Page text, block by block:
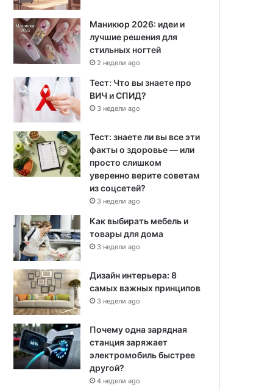
Маникюр 2026: идеи и
лучшие решения для
стильных ногтей
2 недели ago
Тест: Что вы знаете про
ВИЧ и СПИД?
3 недели ago
Тест: знаете ли вы все эти
факты о здоровье — или
просто слишком
уверенно верите советам
из соцсетей?
3 недели ago
Как выбирать мебель и
товары для дома
3 недели ago
Дизайн интерьера: 8
самых важных принципов
3 недели ago
Почему одна зарядная
станция заряжает
электромобиль быстрее
другой?
4 недели ago